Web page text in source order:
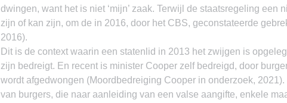
dwingen, want het is niet ‘mijn’ zaak. Terwijl de staatsregeling een
zijn of kan zijn, om de in 2016, door het CBS, geconstateerde
2016).
Dit is de context waarin een statenlid in 2013 het zwijgen is
zijn bedreigt. En recent is minister Cooper zelf bedreigd, door
wordt afgedwongen (Moordbedreiging Cooper in onderzoek,
van burgers, die naar aanleiding van een valse aangifte, enkele